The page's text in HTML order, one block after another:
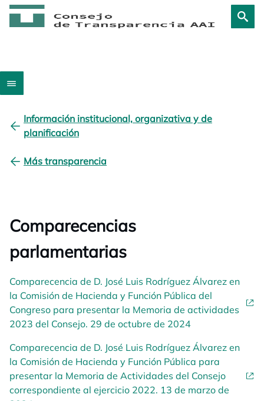
Información institucional, organizativa y de
planificación
Más transparencia
Comparecencias
parlamentarias
Comparecencia de D. José Luis Rodríguez Álvarez en
la Comisión de Hacienda y Función Pública del
Congreso para presentar la Memoria de actividades
2023 del Consejo. 29 de octubre de 2024
Comparecencia de D. José Luis Rodríguez Álvarez en
la Comisión de Hacienda y Función Pública para
presentar la Memoria de Actividades del Consejo
correspondiente al ejercicio 2022. 13 de marzo de